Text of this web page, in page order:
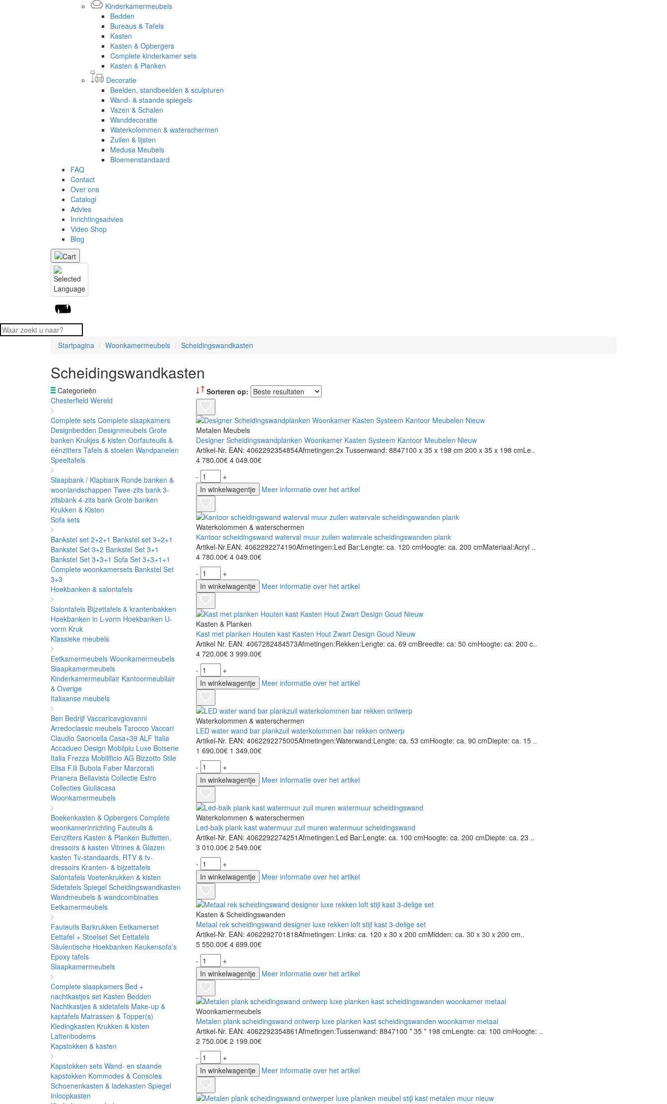
Kinderkamermeubels
Bedden
Bureaus & Tafels
Kasten
Kasten & Opbergers
Complete kinderkamer sets
Kasten & Planken
Decoratie
Beelden, standbeelden & sculpturen
Wand- & staande spiegels
Vazen & Schalen
Wanddecoratie
Waterkolommen & waterschermen
Zuilen & lijsten
Medusa Meubels
Bloemenstandaard
FAQ
Contact
Over ons
Catalogi
Advies
Inrichtingsadvies
Video Shop
Blog
Startpagina Woonkamermeubels Scheidingswandkasten
Scheidingswandkasten
Categorieën
Chesterfield Wereld
Complete sets Complete slaapkamers
Designbedden Designmeubels Grote
banken Krukjes & kisten Oorfauteuils &
éénzitters Tafels & stoelen Wandpanelen
Speeltafels
Slaapbank / Klapbank Ronde banken &
woonlandschappen Twee-zits bank 3-
zitsbank 4-zits bank Grote banken
Krukken & Kisten
Sofa sets
Bankstel set 2+2+1 Bankstel set 3+2+1
Bankstel Set 3+2 Bankstel Set 3+1
Bankstel Set 3+3+1 Sofa Set 3+3+1+1
Complete woonkamersets Bankstel Set
3+3
Hoekbanken & salontafels
Salontafels Bijzettafels & krantenbakken
Hoekbanken in L-vorm Hoekbanken U-
vorm Kruk
Klassieke meubels
Eetkamermeubels Woonkamermeubels
Slaapkamermeubels
Kinderkamermeubilair Kantoormeubilair
& Overige
Italiaanse meubels
Ben Bedrijf Vaccaricavgiovanni
Arredoclassic meubels Tarocco Vaccari
Claudio Saoncella Casa+39 ALF Italia
Accadueo Design Mobilpiu Luxe Boiserie
Italia Frezza Mobilificio AG Bizzotto Stile
Elisa F.lli Bubola Faber Marzorati
Prianera Bellavista Collectie Estro
Collecties Giuliacasa
Woonkamermeubels
Boekenkasten & Opbergers Complete
woonkamerinrichting Fauteuils &
Eenzitters Kasten & Planken Buffetten,
dressoirs & kasten Vitrines & Glazen
kasten Tv-standaards, RTV & tv-
dressoirs Kranten- & bijzettafels
Salontafels Voetenkrukken & kisten
Sidetafels Spiegel Scheidingswandkasten
Wandmeubels & wandcombinaties
Eetkamermeubels
Fauteuils Barkrukken Eetkamerset
Eettafel + Stoelset Set Eettafels
Säulentische Hoekbanken Keukensofa's
Epoxy tafels
Slaapkamermeubels
Complete slaapkamers Bed +
nachtkastjes set Kasten Bedden
Nachtkastjes & sidetafels Make-up &
kaptafels Matrassen & Topper(s)
Kledingkasten Krukken & kisten
Lattenbodems
Kapstokken & kasten
Kapstokken sets Wand- en staande
kapstokken Kommodes & Consoles
Schoenenkasten & ladekasten Spiegel
Inloopkasten
Sorteren op:
Metalen Meubels
Designer Scheidingswandplanken Woonkamer Kasten Systeem Kantoor Meubelen Nieuw
Artikel-Nr. EAN: 4062292354854Afmetingen:2x Tussenwand: 8847100 x 35 x 198 cm 200 x 35 x 198 cmLe..
4 780.00€ 4 049.00€
-
+
In winkelwagentje
Meer informatie over het artikel
Waterkolommen & waterschermen
Kantoor scheidingswand waterval muur zuilen watervale scheidingswanden plank
Artikel-Nr.EAN: 4062292274190Afmetingen:Led Bar:Lengte: ca. 120 cmHoogte: ca. 200 cmMateriaal:Acryl ..
4 780.00€ 4 049.00€
-
+
In winkelwagentje
Meer informatie over het artikel
Kasten & Planken
Kast met planken Houten kast Kasten Hout Zwart Design Goud Nieuw
Artikel Nr. EAN: 4067282484573Afmetingen:Rekken:Lengte: ca. 69 cmBreedte: ca: 50 cmHoogte: ca: 200 c..
4 720.00€ 3 999.00€
-
+
In winkelwagentje
Meer informatie over het artikel
Waterkolommen & waterschermen
LED water wand bar plankzuil waterkolommen bar rekken ontwerp
Artikel-Nr. EAN: 4062292275005Afmetingen:Waterwand:Lengte: ca. 53 cmHoogte: ca. 90 cmDiepte: ca. 15 ..
1 690.00€ 1 349.00€
-
+
In winkelwagentje
Meer informatie over het artikel
Waterkolommen & waterschermen
Led-balk plank kast watermuur zuil muren watermuur scheidingswand
Artikel-Nr. EAN: 4062292274251Afmetingen:Led Bar:Lengte: ca. 100 cmHoogte: ca. 200 cmDiepte: ca. 23 ..
3 010.00€ 2 549.00€
-
+
In winkelwagentje
Meer informatie over het artikel
Kasten & Scheidingswanden
Metaal rek scheidingswand designer luxe rekken loft stijl kast 3-delige set
Artikel-Nr. EAN: 4062292701818Afmetingen: Links: ca. 120 x 30 x 200 cmMidden: ca. 30 x 30 x 200 cm..
5 550.00€ 4 699.00€
-
+
In winkelwagentje
Meer informatie over het artikel
Woonkamermeubels
Metalen plank scheidingswand ontwerp luxe planken kast scheidingswanden woonkamer metaal
Artikel-Nr. EAN: 4062292354861Afmetingen:Tussenwand: 8847100 * 35 * 198 cmLengte: ca: 100 cmHoogte: ..
2 750.00€ 2 199.00€
-
+
In winkelwagentje
Meer informatie over het artikel